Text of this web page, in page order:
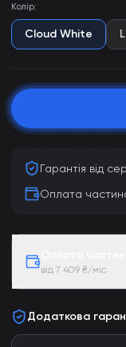
Колір:
Cloud White
Гарантія від
Оплата
від 7 409 ₴/міс
Додаткова